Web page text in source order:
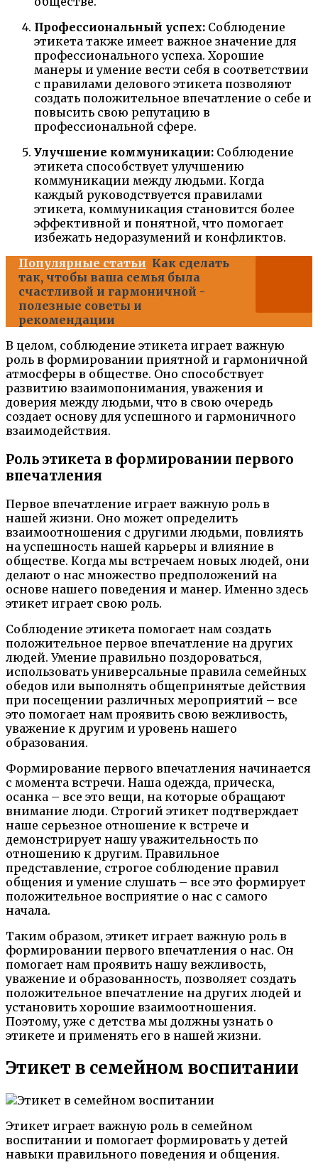
Профессиональный успех: Соблюдение
этикета также имеет важное значение для
профессионального успеха. Хорошие
манеры и умение вести себя в соответствии
с правилами делового этикета позволяют
создать положительное впечатление о себе и
повысить свою репутацию в
профессиональной сфере.
Улучшение коммуникации: Соблюдение
этикета способствует улучшению
коммуникации между людьми. Когда
каждый руководствуется правилами
этикета, коммуникация становится более
эффективной и понятной, что помогает
избежать недоразумений и конфликтов.
Популярные статьи Как сделать
так, чтобы ваша семья была
счастливой и гармоничной -
полезные советы и
рекомендации
В целом, соблюдение этикета играет важную
роль в формировании приятной и гармоничной
атмосферы в обществе. Оно способствует
развитию взаимопонимания, уважения и
доверия между людьми, что в свою очередь
создает основу для успешного и гармоничного
взаимодействия.
Роль этикета в формировании первого
впечатления
Первое впечатление играет важную роль в
нашей жизни. Оно может определить
взаимоотношения с другими людьми, повлиять
на успешность нашей карьеры и влияние в
обществе. Когда мы встречаем новых людей, они
делают о нас множество предположений на
основе нашего поведения и манер. Именно здесь
этикет играет свою роль.
Соблюдение этикета помогает нам создать
положительное первое впечатление на других
людей. Умение правильно поздороваться,
использовать универсальные правила семейных
обедов или выполнять общепринятые действия
при посещении различных мероприятий – все
это помогает нам проявить свою вежливость,
уважение к другим и уровень нашего
образования.
Формирование первого впечатления начинается
с момента встречи. Наша одежда, прическа,
осанка – все это вещи, на которые обращают
внимание люди. Строгий этикет подтверждает
наше серьезное отношение к встрече и
демонстрирует нашу уважительность по
отношению к другим. Правильное
представление, строгое соблюдение правил
общения и умение слушать – все это формирует
положительное восприятие о нас с самого
начала.
Таким образом, этикет играет важную роль в
формировании первого впечатления о нас. Он
помогает нам проявить нашу вежливость,
уважение и образованность, позволяет создать
положительное впечатление на других людей и
установить хорошие взаимоотношения.
Поэтому, уже с детства мы должны узнать о
этикете и применять его в нашей жизни.
Этикет в семейном воспитании
Этикет играет важную роль в семейном
воспитании и помогает формировать у детей
навыки правильного поведения и общения.